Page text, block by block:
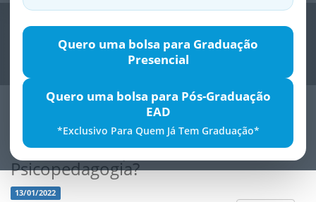
Quero uma bolsa para Graduação
Presencial
Quero uma bolsa para Pós-Graduação
EAD
*Exclusivo Para Quem Já Tem Graduação*
Previous
VocÃª sabe o que Ã© a
Psicopedagogia?
13/01/2022